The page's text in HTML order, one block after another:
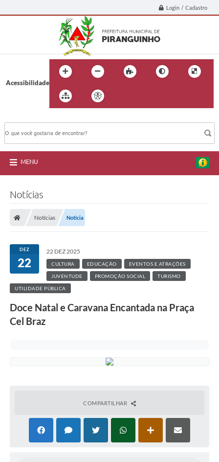
Login / Cadastro
Acessibilidade
MENU
Notícias
Notícias Notícia
DEZ
22
22 DEZ 2025
CULTURA EDUCAÇÃO EVENTOS E ATRAÇÕES
JUVENTUDE PROMOÇÃO SOCIAL TURISMO
UTILIDADE PÚBLICA
Doce Natal e Caravana Encantada na Praça
Cel Braz
COMPARTILHAR